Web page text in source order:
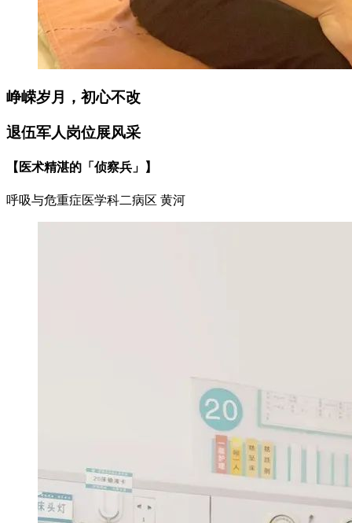
峥嵘岁月，初心不改
退伍军人岗位展风采
【医术精湛的「侦察兵」】
呼吸与危重症医学科二病区 黄河